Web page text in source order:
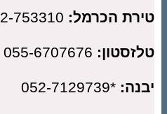
הכרמל:0522-753310
055-6707676
*052-7129739